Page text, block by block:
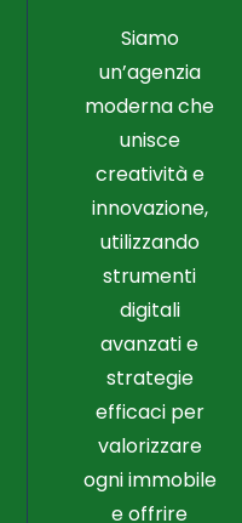
Siamo
un’agenzia
moderna che
unisce
creatività e
innovazione,
utilizzando
strumenti
digitali
avanzati e
strategie
efficaci per
valorizzare
ogni immobile
e offrire